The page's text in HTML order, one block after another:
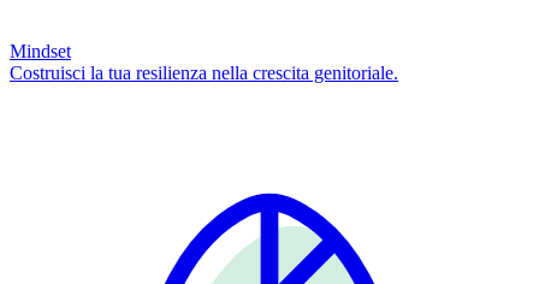
Mindset
Costruisci la tua resilienza nella crescita genitoriale.